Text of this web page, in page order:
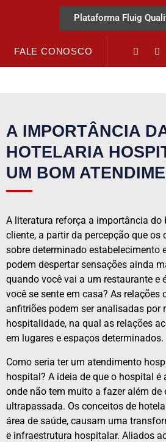
Plataforma Fluig
FALE CONOSCO
A IMPORTÂNCIA
HOTELARIA
UM BOM
A literatura reforça a importância do
cliente, a partir da percepção que
sobre determinado estabelecimento
podem despertar sensações ainda
quando você vai a um restaurante e
você se sente em casa? As relações
anfitriões podem ser analisadas por
hospitalidade, na qual as relações
em lugares e espaços determinados.
Como seria ter um atendimento
hospital? A ideia de que o hospital é
onde não tem muito a fazer além de
ultrapassada. Os conceitos de
área de saúde, causam uma
e infraestrutura hospitalar. Aliados